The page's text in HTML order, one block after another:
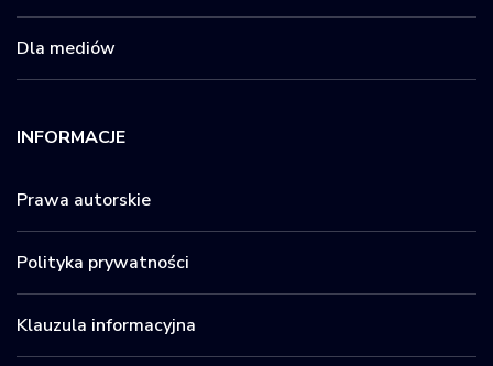
Dla mediów
INFORMACJE
Prawa autorskie
Polityka prywatności
Klauzula informacyjna